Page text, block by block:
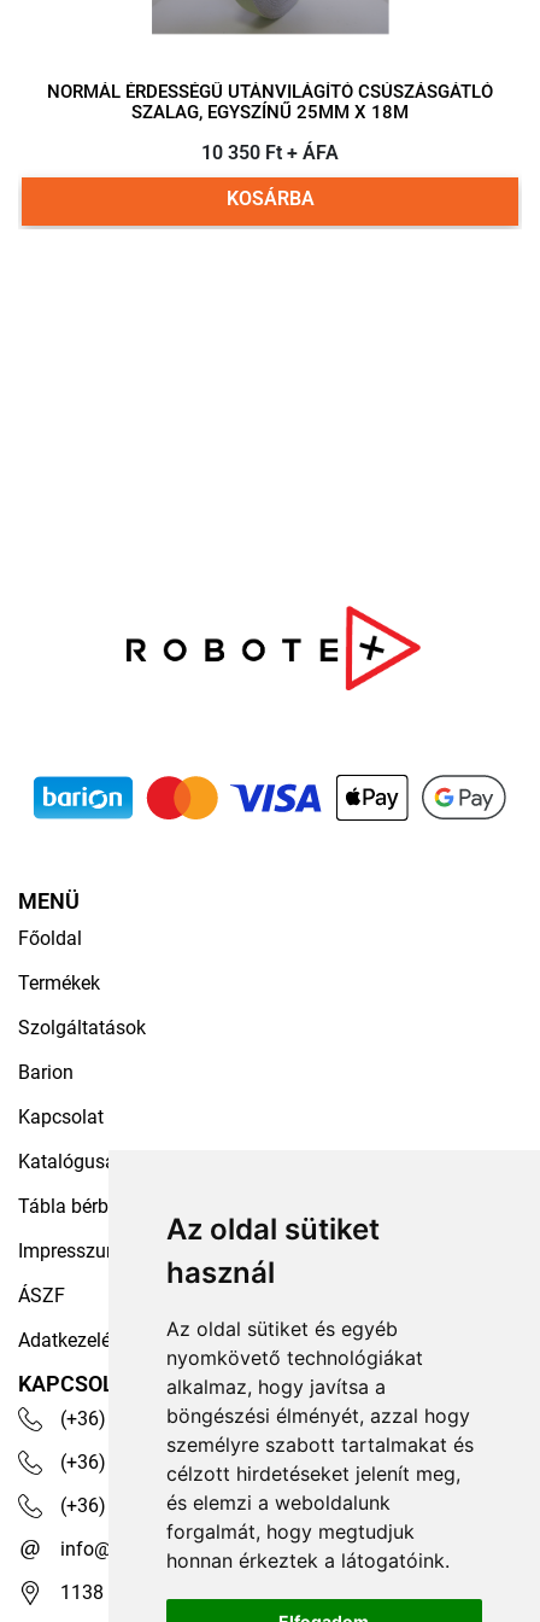
Az oldal sütiket
használ
Az oldal sütiket és egyéb
nyomkövető technológiákat
alkalmaz, hogy javítsa a
böngészési élményét, azzal hogy
személyre szabott tartalmakat és
célzott hirdetéseket jelenít meg,
és elemzi a weboldalunk
forgalmát, hogy megtudjuk
honnan érkeztek a látogatóink.
NORMÁL ÉRDESSÉGŰ UTÁNVILÁGÍTÓ CSÚSZÁSGÁTLÓ
SZALAG, EGYSZÍNŰ 25MM X 18M
10 350 Ft + ÁFA
KOSÁRBA
MENÜ
Főoldal
Termékek
Szolgáltatások
Barion
Kapcsolat
Katalógusaink
Tábla bérbeadás
Impresszum
ÁSZF
Adatkezelési tájékoztató
KAPCSOLAT
(+36) 30 535 4503
(+36) 1 329 7472
(+36) 1 350 1236
info@robotex.hu
1138 Budapest, Tomori köz 13.